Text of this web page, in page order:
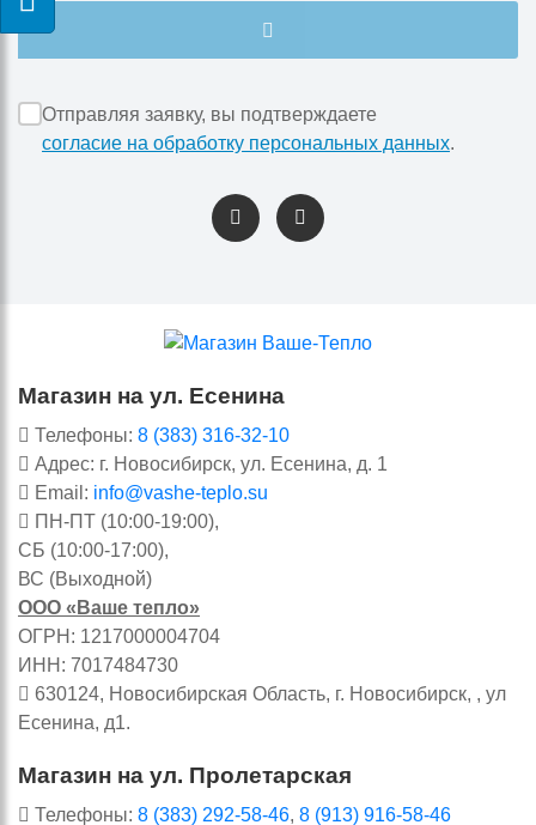
Отправляя заявку, вы подтверждаете
согласие на обработку персональных данных.
Магазин на ул. Есенина
Телефоны: 8 (383) 316-32-10
Адрес: г. Новосибирск, ул. Есенина, д. 1
Email: info@vashe-teplo.su
ПН-ПТ (10:00-19:00),
СБ (10:00-17:00),
ВС (Выходной)
ООО «Ваше тепло»
ОГРН: 1217000004704
ИНН: 7017484730
630124, Новосибирская Область, г. Новосибирск, , ул
Есенина, д1.
Магазин на ул. Пролетарская
Телефоны: 8 (383) 292-58-46, 8 (913) 916-58-46